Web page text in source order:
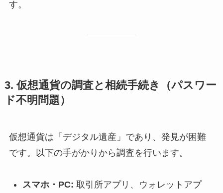
す。
3. 仮想通貨の調査と相続手続き（パスワー
ド不明問題）
仮想通貨は「デジタル遺産」であり、発見が困難
です。以下の手がかりから調査を行います。
スマホ・PC: 取引所アプリ、ウォレットアプ